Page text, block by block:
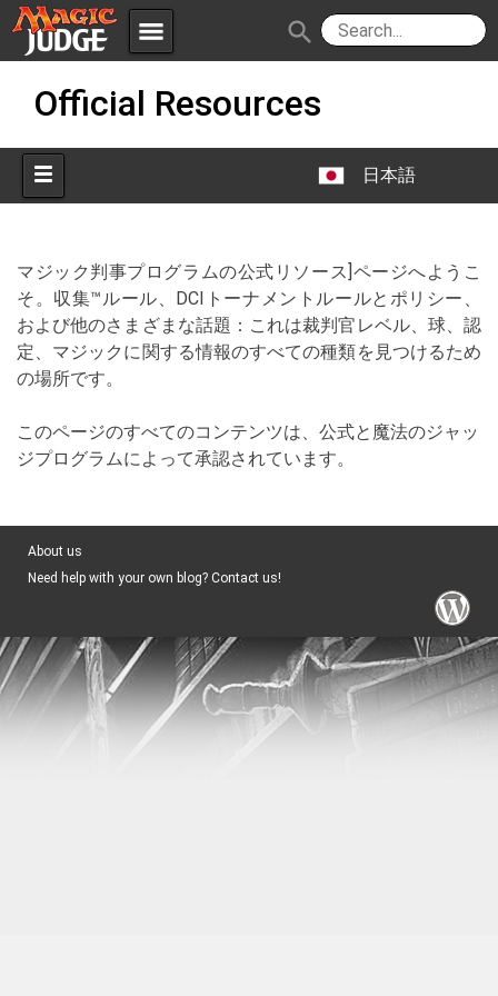
menu
Apps
Forum
Judges
Policies IPG
JAR
search
Official Resources
日本語
マジック判事プログラムの公式リソース]ページへようこ
そ。収集™ルール、DCIトーナメントルールとポリシー、
および他のさまざまな話題：これは裁判官レベル、球、認
定、マジックに関する情報のすべての種類を見つけるため
の場所です。
このページのすべてのコンテンツは、公式と魔法のジャッ
ジプログラムによって承認されています。
About us
Need help with your own blog? Contact us!